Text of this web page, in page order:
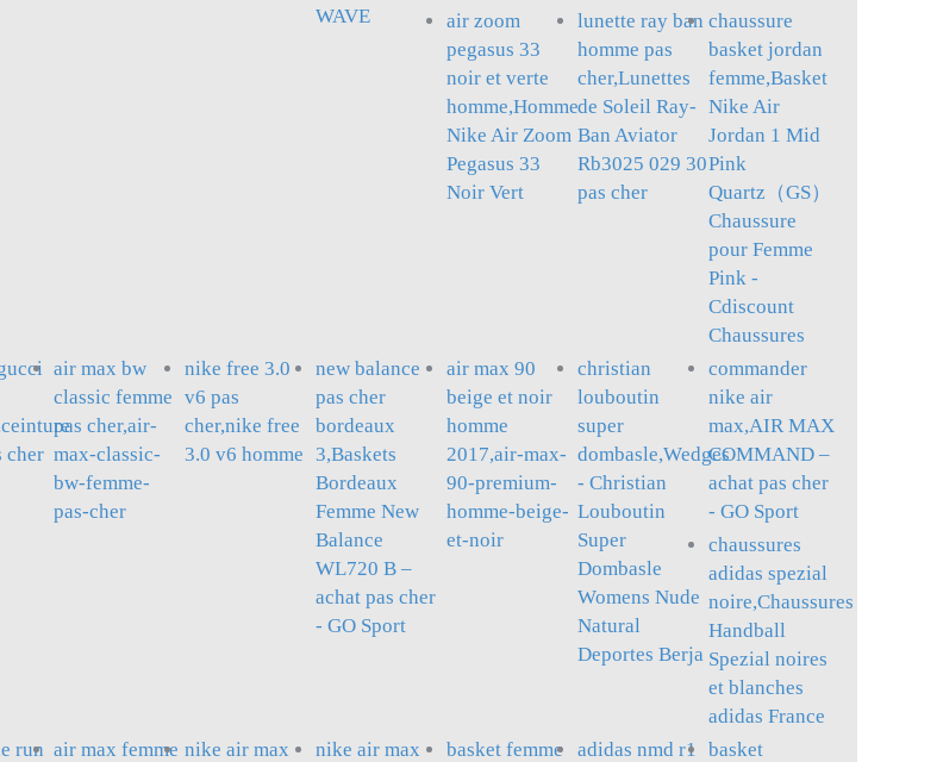
WAVE
air zoom
pegasus 33
noir et verte
homme,Homme
Nike Air Zoom
Pegasus 33
Noir Vert
lunette ray ban
homme pas
cher,Lunettes
de Soleil Ray-
Ban Aviator
Rb3025 029 30
pas cher
chaussure
basket jordan
femme,Basket
Nike Air
Jordan 1 Mid
Pink
Quartz（GS）
Chaussure
pour Femme
Pink -
Cdiscount
Chaussures
cher
air max bw
classic femme
pas cher,air-
max-classic-
bw-femme-
pas-cher
nike free 3.0
v6 pas
cher,nike free
3.0 v6 homme
new balance
pas cher
bordeaux
3,Baskets
Bordeaux
Femme New
Balance
WL720 B –
achat pas cher
- GO Sport
air max 90
beige et noir
homme
2017,air-max-
90-premium-
homme-beige-
et-noir
christian
louboutin
super
dombasle,Wedges
- Christian
Louboutin
Super
Dombasle
Womens Nude
Natural
Deportes Berja
commander
nike air
max,AIR MAX
COMMAND –
achat pas cher
- GO Sport
chaussures
adidas spezial
noire,Chaussures
Handball
Spezial noires
et blanches
adidas France
run air max femme nike air max
nike air max
basket femme
adidas nmd r1 basket